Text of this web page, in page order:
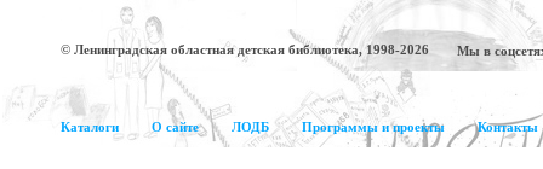
© Ленинградская областная детская библиотека, 1998-2026 Мы в
Каталоги О сайте ЛОДБ Программы и проекты Контакты